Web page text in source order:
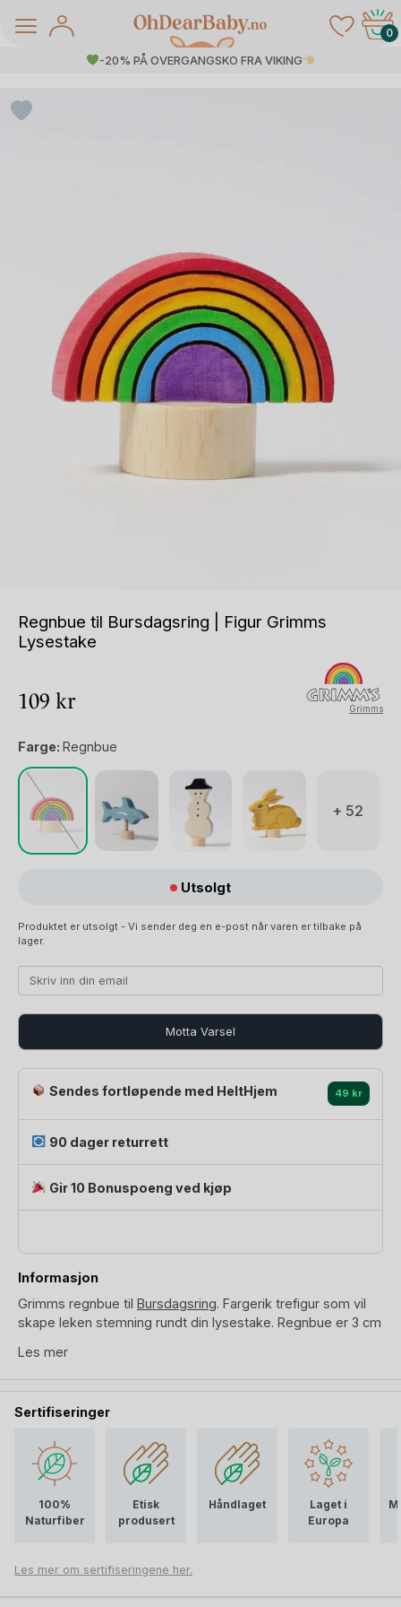
0
-20% PÅ OVERGANGSKO FRA VIKING
Regnbue til Bursdagsring | Figur Grimms
Lysestake
109 kr Grimms
Farge: Regnbue
+ 52
Utsolgt
Produktet er utsolgt - Vi sender deg en e-post når varen er tilbake på
lager.
Motta Varsel
Sendes fortløpende med HeltHjem 49 kr
90 dager returrett
Gir 10 Bonuspoeng ved kjøp
Informasjon
Grimms regnbue til Bursdagsring. Fargerik trefigur som vil
skape leken stemning rundt din lysestake. Regnbue er 3 cm
for hånd med vannbasert beis. Dekorasjon til Grimms
lysestake skapt for å vare livet ut.
Les mer
Sertifiseringer
100%
Naturfiber
Etisk
produsert
Håndlaget
Laget i
Europa
Les mer om sertifiseringene her.